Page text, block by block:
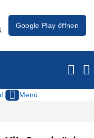
Google Play öffnen
Menü